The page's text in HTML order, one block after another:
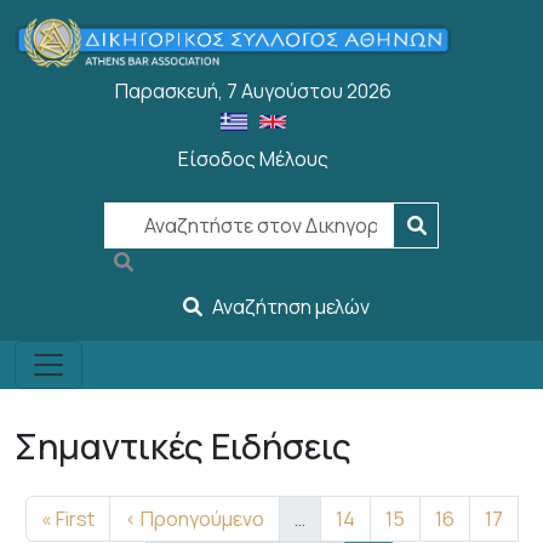
Παράκαμψη προς το κυρίως περιεχόμενο
Παρασκευή, 7 Αυγούστου 2026
User account menu
Είσοδος Μέλους
Αναζήτηση μελών
Σημαντικές Ειδήσεις
Σελιδοποίηση
First page
« First Προηγούμενη σελίδα
‹ Προηγούμενο … Σελίδα
14 Σελίδα
15 Σελίδα
16
17